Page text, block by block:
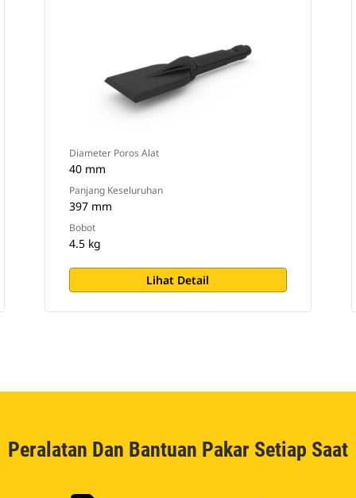
Diameter Poros Alat
40 mm
Panjang Keseluruhan
397 mm
Bobot
4.5 kg
Lihat Detail
Peralatan Dan Bantuan Pakar Setiap Saat